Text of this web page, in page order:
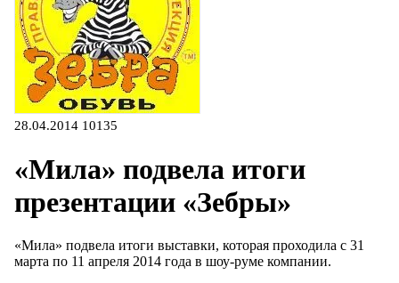
28.04.2014 10135
«Мила» подвела итоги
презентации «Зебры»
«Мила» подвела итоги выставки, которая проходила с 31
марта по 11 апреля 2014 года в шоу-руме компании.